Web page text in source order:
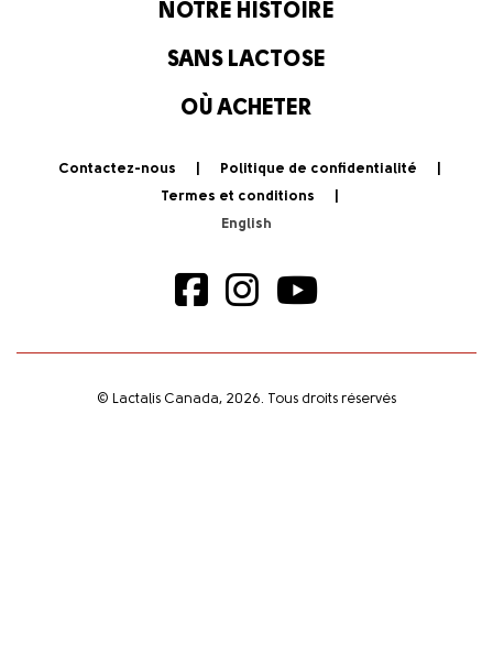
NOTRE HISTOIRE
SANS LACTOSE
OÙ ACHETER
Contactez-nous
Politique de confidentialité
Termes et conditions
© Lactalis Canada, 2026. Tous droits réservés